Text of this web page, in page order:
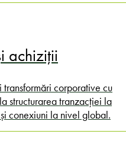
achiziții
corporative cu
structurarea tranzacției la
conexiuni la nivel global.